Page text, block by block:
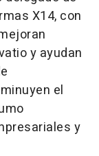
X14, con
y ayudan
el
y